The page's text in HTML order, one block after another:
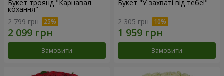
Букет троянд "Карнавал
кохання"
2 799 грн
Замовити
Букет "У захваті від тебе!"
2 305 грн
Замовити